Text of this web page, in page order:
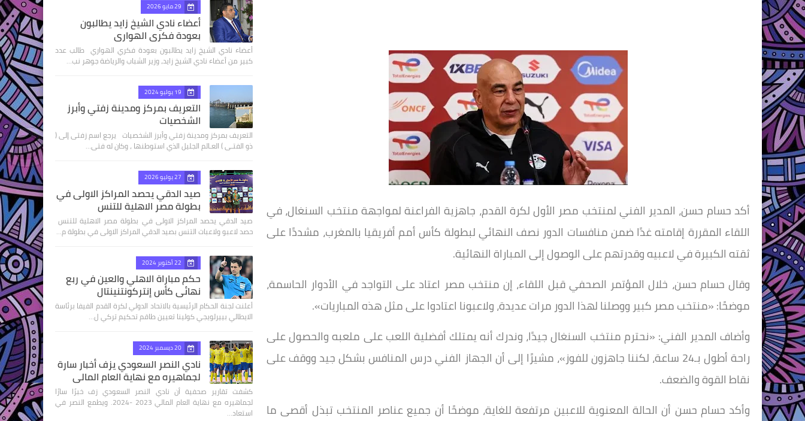
أكد حسام حسن، المدير الفني لمنتخب مصر الأول لكرة القدم، جاهزية الفراعنة لمواجهة منتخب السنغال، في
اللقاء المقررة إقامته غدًا ضمن منافسات الدور نصف النهائي لبطولة كأس أمم أفريقيا بالمغرب، مشددًا على
ثقته الكبيرة في لاعبيه وقدرتهم على الوصول إلى المباراة النهائية.
وقال حسام حسن، خلال المؤتمر الصحفي قبل اللقاء، إن منتخب مصر اعتاد على التواجد في الأدوار الحاسمة،
موضحًا: «منتخب مصر كبير ووصلنا لهذا الدور مرات عديدة، ولاعبونا اعتادوا على مثل هذه المباريات».
وأضاف المدير الفني: «نحترم منتخب السنغال جيدًا، وندرك أنه يمتلك أفضلية اللعب على ملعبه والحصول على
راحة أطول بـ24 ساعة، لكننا جاهزون للفوز»، مشيرًا إلى أن الجهاز الفني درس المنافس بشكل جيد ووقف على
نقاط القوة والضعف.
وأكد حسام حسن أن الحالة المعنوية للاعبين مرتفعة للغاية، موضحًا أن جميع عناصر المنتخب تبذل أقصى ما
29 مايو 2026
أعضاء نادي الشيخ زايد يطالبون
بعودة فكري الهواري
أعضاء نادي الشيخ زايد يطالبون بعودة فكري الهواري طالب عدد
كبير من أعضاء نادي الشيخ زايد، وزير الشباب والرياضة جوهر نب…
19 يوليو 2024
التعريف بمركز ومدينة زفتي وأبرز
الشخصيات
التعريف بمركز ومدينة زفتي وأبرز الشخصيات يرجع اسم زفتى إلى (
ذو الفتـى ) العـالم الجليل الذي استوطنها ، وكان له فتى…
27 يوليو 2026
صيد الدقي يحصد المراكز الاولى في
بطولة مصر الاهلية للتنس
صيد الدقي يحصد المراكز الاولى في بطولة مصر الاهلية للتنس
حصد لاعبو ولاعبات التنس بصيد الدقي المراكز الاولى في بطولة م…
22 أكتوبر 2024
حكم مباراة الاهلي والعين في ربع
نهائى كأس إنتركونتنينتال
أعلنت لجنة الحكام الرئيسية بالاتحاد الدولي لكرة القدم الفيفا برئاسة
الايطالي بييرلويجي كولينا تعيين طاقم تحكيم تركي ل…
20 ديسمبر 2024
نادي النصر السعودي يزف أخبار سارة
لجماهيره مع نهاية العام المالي
كشفت تقارير صحفية أن نادي النصر السعودي زف خبرًا سارًا
لجماهيره مع نهاية العام المالي 2023 -2024. ويطمع النصر في
استعاد…